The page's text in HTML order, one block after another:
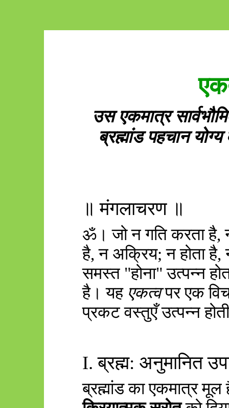
उस एकमात्र
ब्रह्मांड पहचान
॥ मंगलाचरण ॥
ॐ। जो न गति करता है,
है,न अक्रिय;न होता है,
समस्त "होना" उत्पन्न
है। यह एकत्व पर एक
प्रकट वस्तुएँ उत्पन्न
I.ब्रह्म: अनुमानित
ब्रह्मांड का एकमात्र मूल